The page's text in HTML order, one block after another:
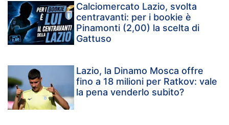
Calciomercato Lazio, svolta
centravanti: per i bookie è
Pinamonti (2,00) la scelta di
Gattuso
Lazio, la Dinamo Mosca offre
fino a 18 milioni per Ratkov: vale
la pena venderlo subito?